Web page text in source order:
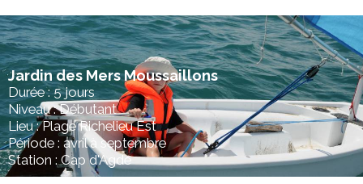
Jardin des Mers Moussaillons
Durée : 5 jours
Niveau : Débutant
Lieu : Plage Richelieu Est
Période : avril à septembre
Station : Cap d'Agde